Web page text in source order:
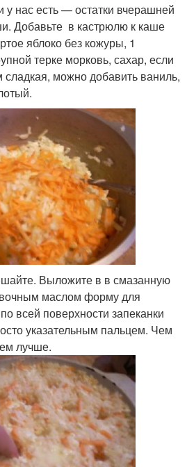
у нас есть — остатки вчерашней
Добавьте в кастрюлю к каше
яблоко без кожуры, 1
терке морковь, сахар, если
можно добавить ваниль,
Выложите в в смазанную
маслом форму для
всей поверхности запеканки
указательным пальцем. Чем
лучше.